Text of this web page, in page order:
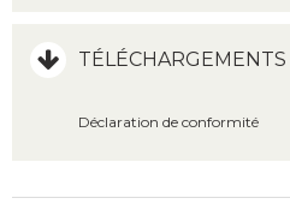
TÉLÉCHARGEMENTS
Déclaration de conformité